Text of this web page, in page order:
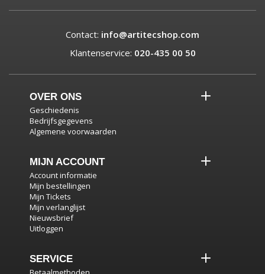
Contact: info@artitecshop.com
Klantenservice: 020-435 00 50
OVER ONS
Geschiedenis
Bedrijfsgegevens
Algemene voorwaarden
MIJN ACCOUNT
Account informatie
Mijn bestellingen
Mijn Tickets
Mijn verlanglijst
Nieuwsbrief
Uitloggen
SERVICE